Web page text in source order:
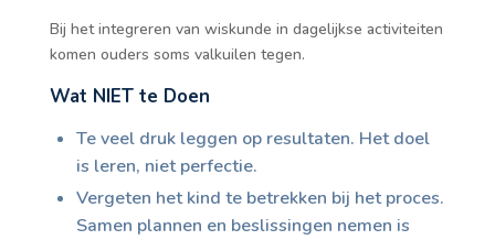
Bij het integreren van wiskunde in dagelijkse activiteiten
komen ouders soms valkuilen tegen.
Wat NIET te Doen
Te veel druk leggen op resultaten. Het doel
is leren, niet perfectie.
Vergeten het kind te betrekken bij het proces.
Samen plannen en beslissingen nemen is